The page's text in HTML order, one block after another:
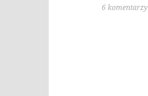
6 komentarzy